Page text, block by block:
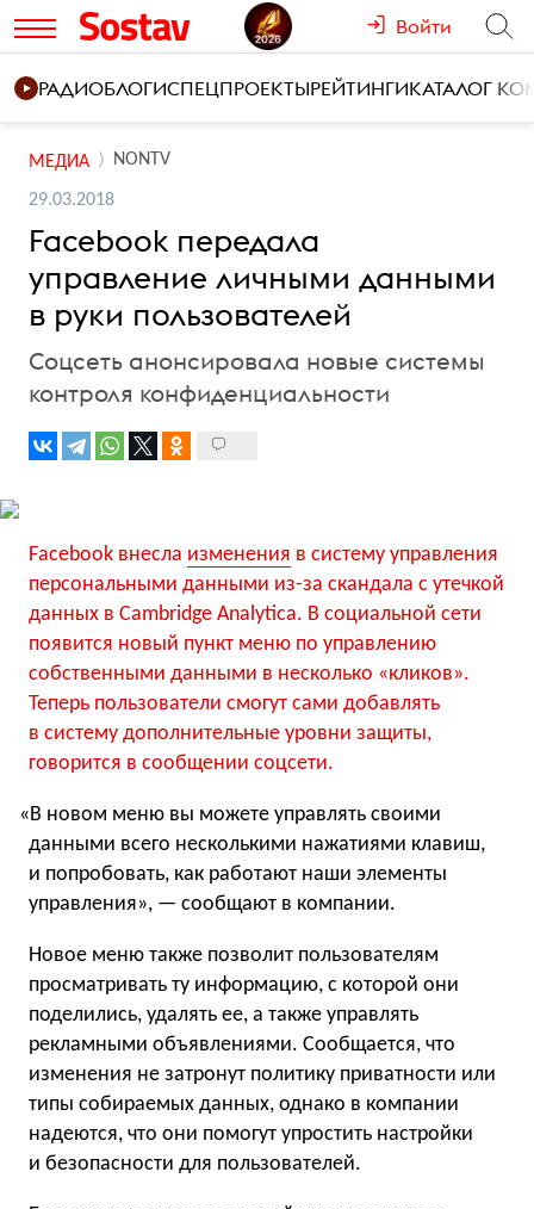
Войти
РАДИОБЛОГИСПЕЦПРОЕКТЫРЕЙТИНГИКАТАЛОГ
МЕДИА NONTV
29.03.2018
Facebook передала
управление личными данными
в руки пользователей
Соцсеть анонсировала новые системы
контроля конфиденциальности
Facebook внесла изменения в систему управления
персональными данными из-за скандала с утечкой
данных в Cambridge Analytica. В социальной сети
появится новый пункт меню по управлению
собственными данными в несколько «кликов».
Теперь пользователи смогут сами добавлять
в систему дополнительные уровни защиты,
говорится в сообщении соцсети.
«В новом меню вы можете управлять своими
данными всего несколькими нажатиями клавиш,
и попробовать, как работают наши элементы
управления», — сообщают в компании.
Новое меню также позволит пользователям
просматривать ту информацию, с которой они
поделились, удалять ее, а также управлять
рекламными объявлениями. Сообщается, что
изменения не затронут политику приватности или
типы собираемых данных, однако в компании
надеются, что они помогут упростить настройки
и безопасности для пользователей.